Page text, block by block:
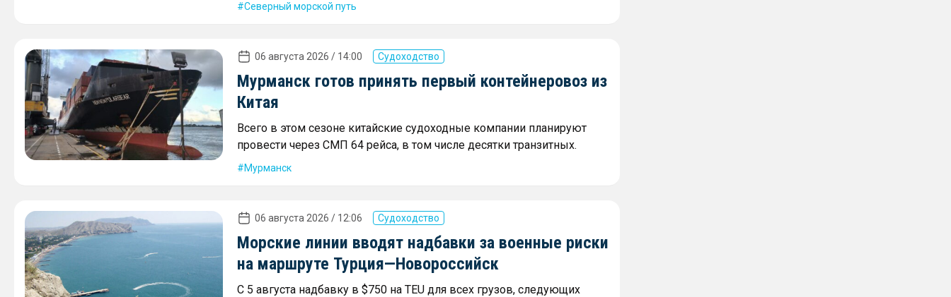
Северный морской путь
06 августа 2026 / 14:00 Судоходство
Мурманск готов принять первый контейнеровоз из
Китая
Всего в этом сезоне китайские судоходные компании планируют
провести через СМП 64 рейса, в том числе десятки транзитных.
Мурманск
06 августа 2026 / 12:06 Судоходство
Морские линии вводят надбавки за военные риски
на маршруте Турция—Новороссийск
С 5 августа надбавку в $750 на TEU для всех грузов, следующих